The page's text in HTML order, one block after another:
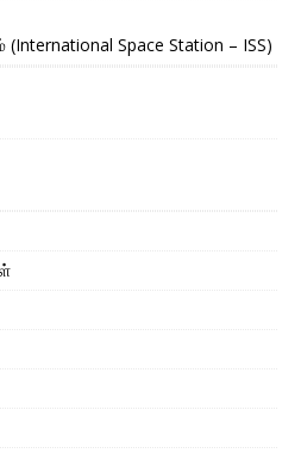
Space Station – ISS)